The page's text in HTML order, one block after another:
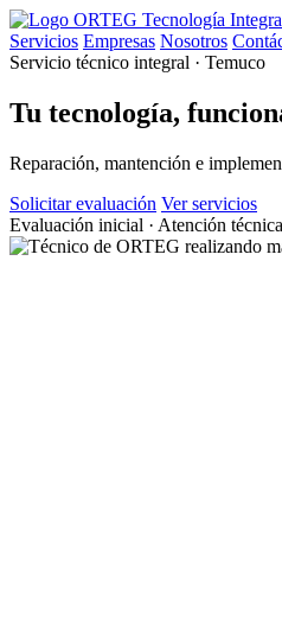
Servicios Empresas Nosotros
Servicio técnico integral · Temuco
Tu tecnología,
Reparación, mantención e
Solicitar evaluación Ver servicios
Evaluación inicial · Atención